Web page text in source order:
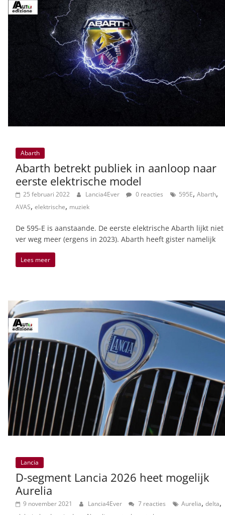
Abarth
Abarth betrekt publiek in aanloop naar
eerste elektrische model
25 februari 2022 Lancia4Ever 0 reacties 595E, Abarth,
AVAS, elektrische, muziek
De 595-E is aanstaande. De eerste elektrische Abarth lijkt niet
ver weg meer (ergens in 2023). Abarth heeft gister namelijk
Lees meer
Lancia
D-segment Lancia 2026 heet mogelijk
Aurelia
9 november 2021 Lancia4Ever 7 reacties Aurelia, delta,